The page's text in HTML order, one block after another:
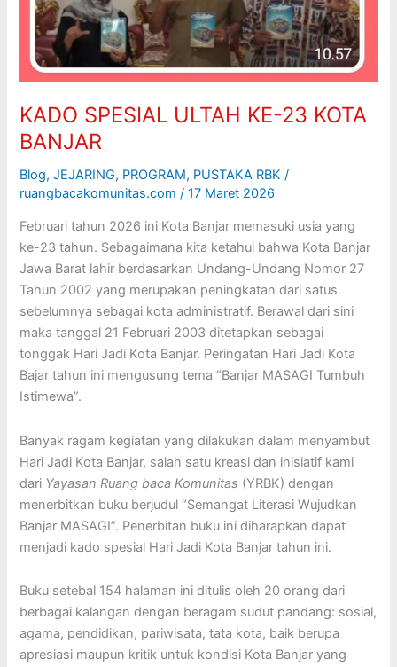
KADO SPESIAL ULTAH KE-23 KOTA
BANJAR
Blog,JEJARING, PROGRAM, PUSTAKA RBK /
ruangbacakomunitas.com/17 Maret 2026
Februari tahun 2026 ini Kota Banjar memasuki usia yang
ke-23 tahun. Sebagaimana kita ketahui bahwa Kota Banjar
Jawa Barat lahir berdasarkan Undang-Undang Nomor 27
Tahun 2002 yang merupakan peningkatan dari satus
sebelumnya sebagai kota administratif. Berawal dari sini
maka tanggal 21 Februari 2003 ditetapkan sebagai
tonggak Hari Jadi Kota Banjar. Peringatan Hari Jadi Kota
Bajar tahun ini mengusung tema “Banjar MASAGI Tumbuh
Istimewa”.
Banyak ragam kegiatan yang dilakukan dalam menyambut
Hari Jadi Kota Banjar, salah satu kreasi dan inisiatif kami
dari Yayasan Ruang baca Komunitas (YRBK) dengan
menerbitkan buku berjudul “Semangat Literasi Wujudkan
Banjar MASAGI”. Penerbitan buku ini diharapkan dapat
menjadi kado spesial Hari Jadi Kota Banjar tahun ini.
Buku setebal 154 halaman ini ditulis oleh 20 orang dari
berbagai kalangan dengan beragam sudut pandang: sosial,
agama, pendidikan, pariwisata, tata kota, baik berupa
apresiasi maupun kritik untuk kondisi Kota Banjar yang